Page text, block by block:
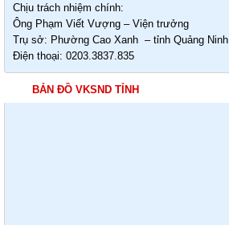
Chịu trách nhiệm chính:
Ông Phạm Viết Vượng – Viện trưởng
Trụ sở: Phường Cao Xanh – tỉnh Quảng Ninh.
Điện thoại: 0203.3837.835
BẢN ĐỒ VKSND TỈNH